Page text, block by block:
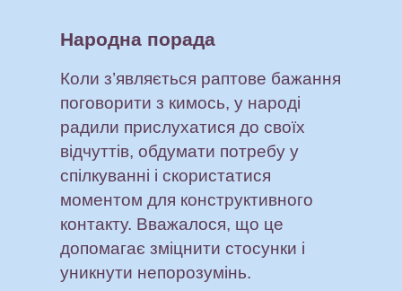
Народна порада
Коли з’являється раптове бажання
поговорити з кимось, у народі
радили прислухатися до своїх
відчуттів, обдумати потребу у
спілкуванні і скористатися
моментом для конструктивного
контакту. Вважалося, що це
допомагає зміцнити стосунки і
уникнути непорозумінь.